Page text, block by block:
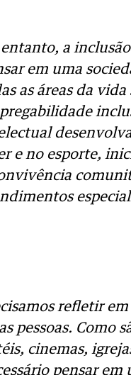
a
em uma
as áreas da
e no esporte,
refletir
pessoas. Como
cinemas,
pensar em